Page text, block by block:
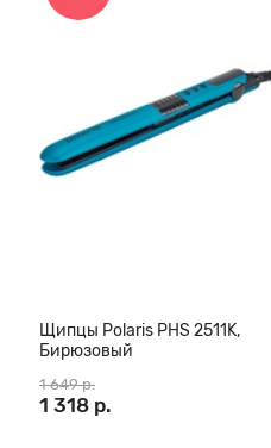
Щипцы Polaris PHS 2511K,
Бирюзовый
1 649 р.
1 318 р.